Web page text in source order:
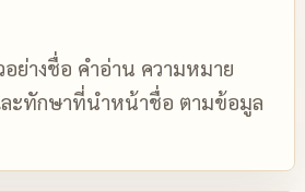
อย่างชื่อ คำอ่าน ความหมาย
ละทักษาที่นำหน้าชื่อ ตามข้อมูล